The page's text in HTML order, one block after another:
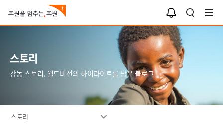
검
색
알
림
함
스토리
감동 스토리, 월드비전의 하이라이트를 담은 블로그
스토리